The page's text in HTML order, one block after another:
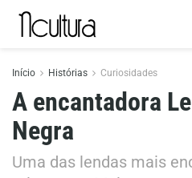
Início Histórias Curiosidades
A encantadora
Negra
Uma das lendas mais